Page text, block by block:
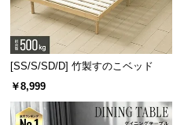
[SS/S/SD/D] 竹製すのこベッド
￥8,999